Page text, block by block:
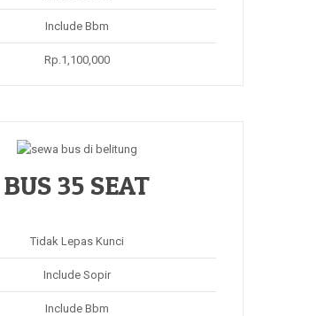
Include Bbm
Rp.1,100,000
BUS 35 SEAT
Tidak Lepas Kunci
Include Sopir
Include Bbm